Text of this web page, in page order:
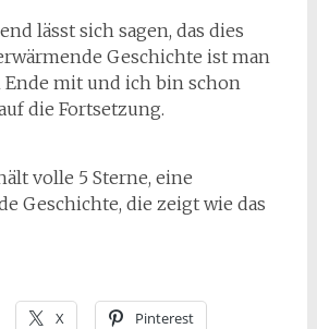
lässt sich sagen, das dies
Geschichte ist man
mit und ich bin schon
die Fortsetzung.
volle 5 Sterne, eine
Geschichte, die zeigt wie das
X Pinterest